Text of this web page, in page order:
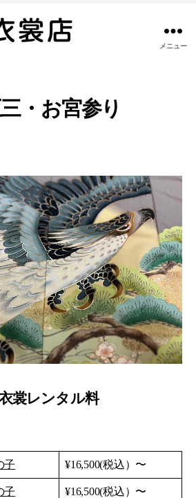
メニュー
・お宮参り
裳レンタル料
子 ¥16,500(税込）〜
子 ¥16,500(税込）〜